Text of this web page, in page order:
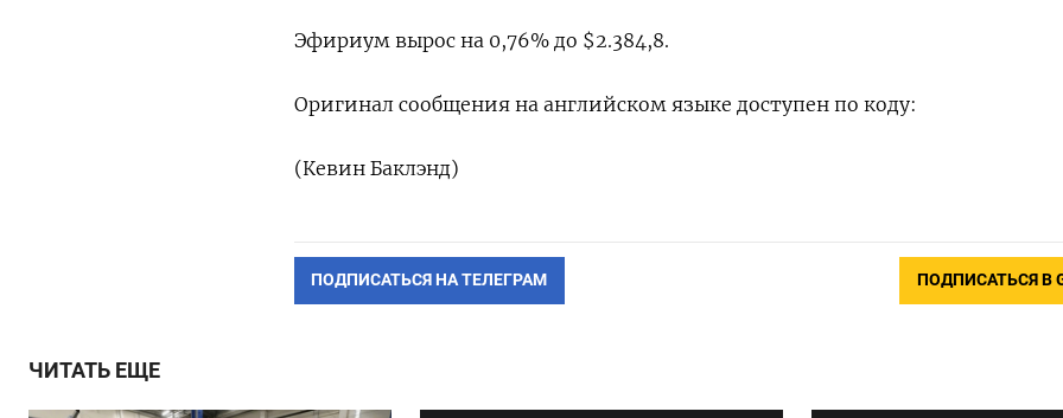
Эфириум вырос на 0,76% до $2.384,8.
Оригинал сообщения на английском языке доступен по коду:
(Кевин Баклэнд)
ПОДПИСАТЬСЯ НА ТЕЛЕГРАМ ПОДПИСАТЬСЯ В
ЧИТАТЬ ЕЩЕ